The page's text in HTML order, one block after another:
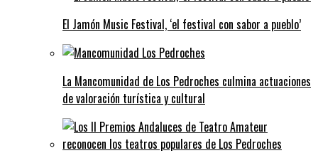
El Jamón Music Festival, ‘el festival con sabor a pueblo’
La Mancomunidad de Los Pedroches culmina actuaciones
de valoración turística y cultural